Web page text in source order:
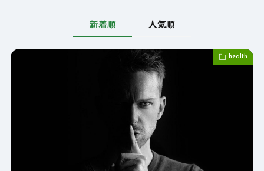
新着順 人気順
health